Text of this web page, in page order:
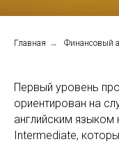
Главная → Финансовый
Первый уровень
ориентирован на
английским
Intermediate,